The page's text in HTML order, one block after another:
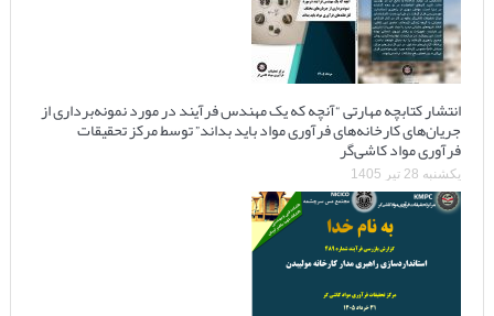
انتشار کتابچه مهارتی “آنچه که یک مهندس فرآیند در مورد نمونه‌برداری از
جریان‌های کارخانه‌های فرآوری مواد باید بداند” توسط مرکز تحقیقات
فرآوری مواد کاشی‌گر
یکشنبه 28 تیر 1405